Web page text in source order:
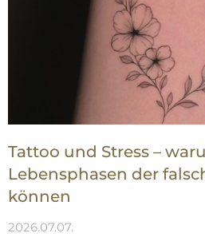
Tattoo und Stress –
Lebensphasen der
können
2026.07.07.